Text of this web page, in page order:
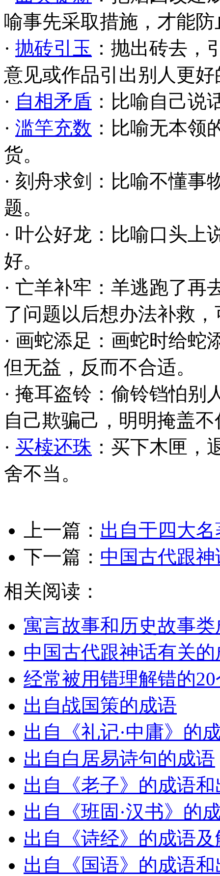
喻事先采取措施，才能
· 抛砖引玉 ：抛出砖去，
意见或作品引出别人更
· 自相矛盾 ：比喻自己
· 滥竽充数 ：比喻无本领
货。
· 刻舟求剑：比喻不懂事
题。
· 叶公好龙：比喻口头上
好。
· 亡羊补牢：羊逃跑了再
了问题以后想办法补救
· 画蛇添足：画蛇时给蛇
但无益，反而不合适。
· 掩耳盗铃：偷铃铛怕别
自己欺骗己，明明掩盖
· 买椟还珠 ：买下木匣，
舍不当。
上一篇： 出自于四大
下一篇： 中国古代跟
相关阅读：
寓言故事和历史故事类
中国古代跟神话有关
经常被用错理解错的
出自战国策的成语
出自《礼记·中庸》的
出自白居易诗句的成语
出自《老子》的成语
出自《班固·汉书》的
出自《诗经》的成语及
出自《国语》的成语